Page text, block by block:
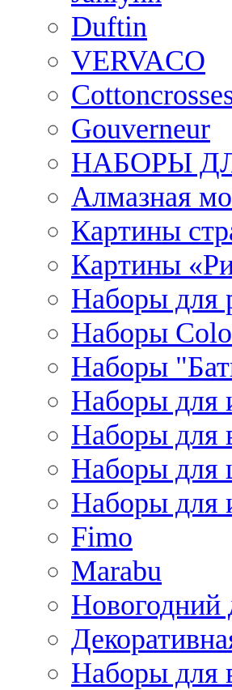
Duftin
VERVACO
Gouverneur
НАБОРЫ
Алмазная
Картины
Картины
Наборы для
Наборы
Наборы
Наборы для
Наборы для
Наборы для
Наборы для
Fimo
Marabu
Новогодний
Наборы для